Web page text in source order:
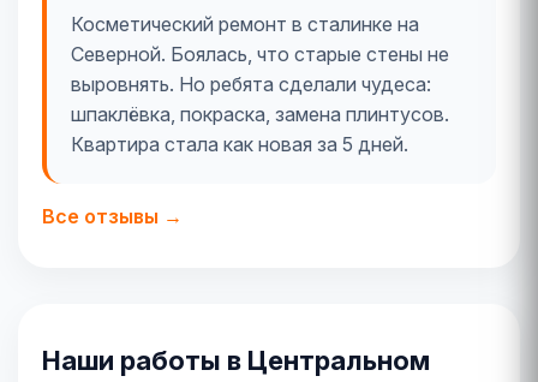
Косметический ремонт в сталинке на
Северной. Боялась, что старые стены не
выровнять. Но ребята сделали чудеса:
шпаклёвка, покраска, замена плинтусов.
Квартира стала как новая за 5 дней.
Все отзывы →
Наши работы в Центральном